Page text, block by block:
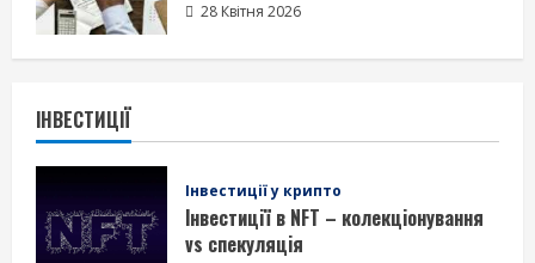
28 Квітня 2026
ІНВЕСТИЦІЇ
Інвестиції у крипто
Інвестиції в NFT – колекціонування
vs спекуляція